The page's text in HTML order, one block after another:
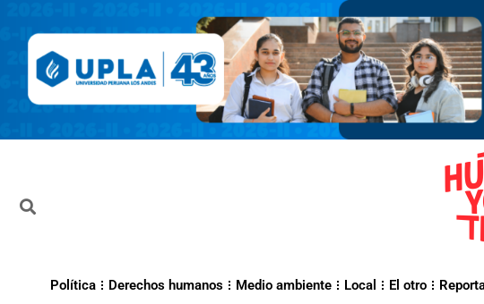
Política Derechos humanos Medio ambiente Local El otro